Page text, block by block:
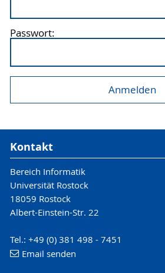
Passwort:
Kontakt
Bereich Informatik
Universität Rostock
18059 Rostock
Albert-Einstein-Str. 22
Tel.: +49 (0) 381 498 - 7451
Email senden